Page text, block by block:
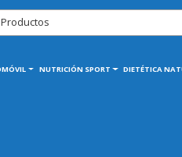
NUTRICIÓN SPORT DIETÉTICA